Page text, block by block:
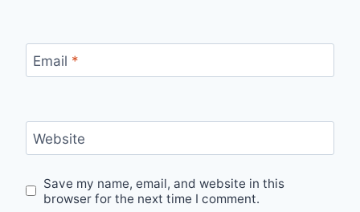
Email *
Website
Save my name, email, and website in this
browser for the next time I comment.